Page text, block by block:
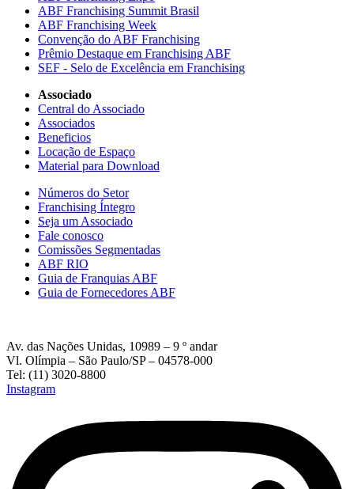
ABF Franchising Summit Brasil
ABF Franchising Week
Convenção do ABF Franchising
Prêmio Destaque em Franchising ABF
SEF - Selo de Excelência em Franchising
Associado
Central do Associado
Associados
Beneficios
Locação de Espaço
Material para Download
Números do Setor
Franchising Íntegro
Seja um Associado
Fale conosco
Comissões Segmentadas
ABF RIO
Guia de Franquias ABF
Guia de Fornecedores ABF
Av. das Nações Unidas, 10989 – 9 º andar
Vl. Olímpia – São Paulo/SP – 04578-000
Tel: (11) 3020-8800
Instagram